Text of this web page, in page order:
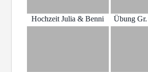
Hochzeit Julia & Benni Übung